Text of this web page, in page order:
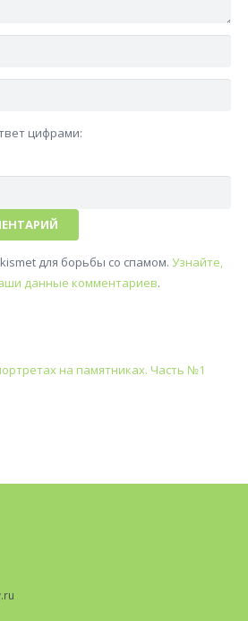
цифрами:
для борьбы со спамом. Узнайте,
данные комментариев.
на памятниках. Часть №1